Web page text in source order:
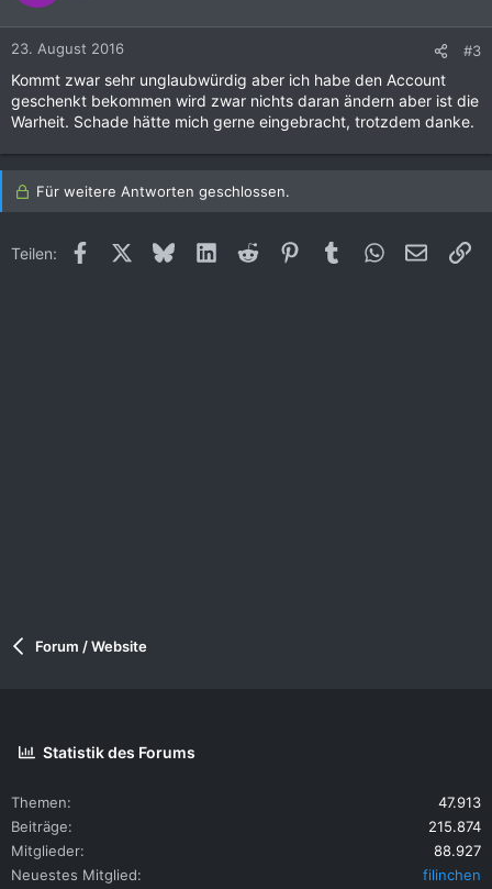
23. August 2016 #3
Kommt zwar sehr unglaubwürdig aber ich habe den Account
geschenkt bekommen wird zwar nichts daran ändern aber ist die
Warheit. Schade hätte mich gerne eingebracht, trotzdem danke.
Für weitere Antworten geschlossen.
Teilen: FacebookX (Twitter)
BlueskyLinkedInReddit PinterestTumblrWhatsApp
E-Mail
Forum / Website
Statistik des Forums
Themen
47.913
Beiträge
215.874
Mitglieder
88.927
Neuestes Mitglied
filinchen